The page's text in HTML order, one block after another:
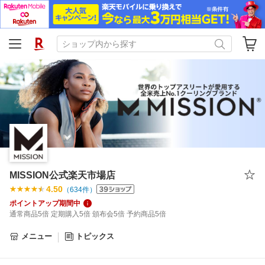
MISSION公式楽天市場店
4.50 （634件）
ポイントアップ期間中
通常商品5倍 定期購入5倍 頒布会5倍 予約商品5倍
メニュー トピックス